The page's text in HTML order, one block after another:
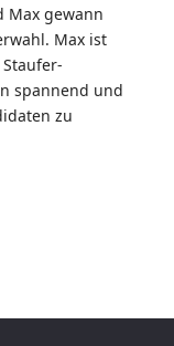
Max gewann
Max ist
spannend und
zu